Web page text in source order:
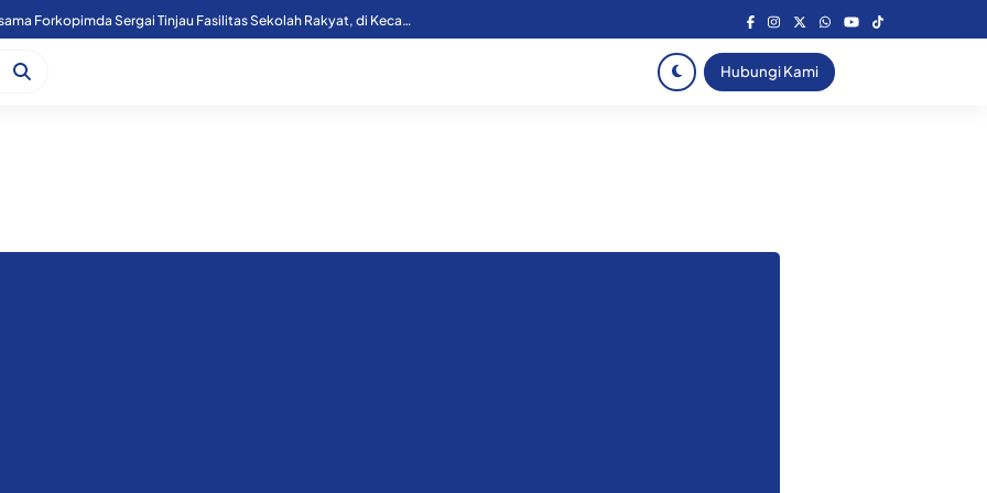
Kapoolres Sergai Bersama Forkopimda Sergai Tinjau Fasilitas Sekolah Rakyat, di Kecamatan Firdaus.
Hubungi Kami